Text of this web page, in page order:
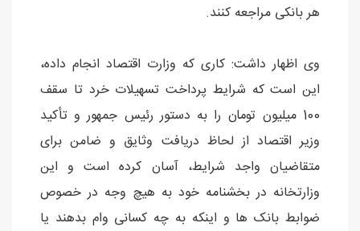
هر بانکی مراجعه کنند.
وی اظهار داشت: کاری که وزارت اقتصاد انجام داده،
این است که شرایط پرداخت تسهیلات خرد تا سقف
100 میلیون تومان را به دستور رئیس جمهور و تأکید
وزیر اقتصاد از لحاظ دریافت وثایق و ضامن برای
متقاضیان واجد شرایط، آسان کرده است و این
وزارتخانه در بخشنامه خود به هیچ وجه در خصوص
ضوابط بانک ها و اینکه به چه کسانی وام بدهند یا